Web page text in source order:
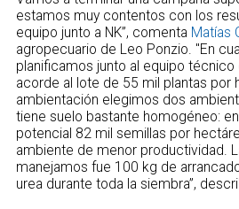
estamos muy contentos con los
equipo junto a NK”, comenta Matías
agropecuario de Leo Ponzio. "En
planificamos junto al equipo técnico
acorde al lote de 55 mil plantas por
ambientación elegimos dos
tiene suelo bastante homogéneo:
potencial 82 mil semillas por
ambiente de menor productividad.
manejamos fue 100 kg de
urea durante toda la siembra”,